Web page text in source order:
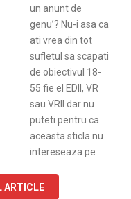
un anunt de
genu’? Nu-i asa ca
ati vrea din tot
sufletul sa scapati
de obiectivul 18-
55 fie el EDII, VR
sau VRII dar nu
puteti pentru ca
aceasta sticla nu
intereseaza pe
ARTICLE